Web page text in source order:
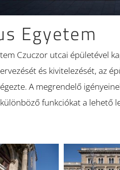
Egyetem
Czuczor utcai épületével
és kivitelezését, az
A megrendelő
funkciókat a lehető